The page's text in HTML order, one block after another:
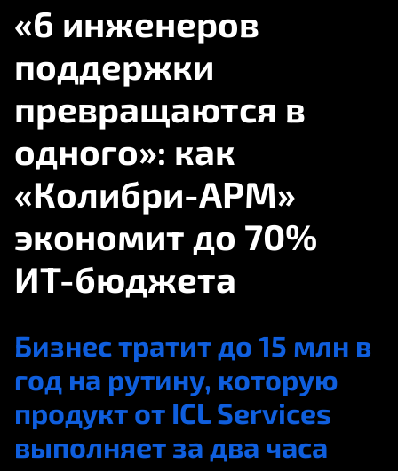
«6 инженеров
поддержки
превращаются в
одного»: как
«Колибри-АРМ»
экономит до 70%
ИT-бюджета
Бизнес тратит до 15 млн в
год на рутину, которую
продукт от ICL Services
выполняет за два часа